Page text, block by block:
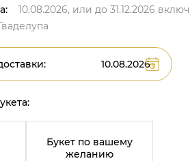
10.08.2026, или до 31.12.2026
Букет по вашему
желанию